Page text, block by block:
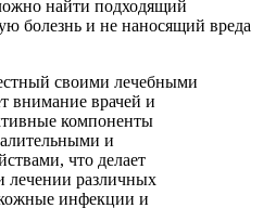
найти подходящий
болезнь и не наносящий вреда
своими лечебными
внимание врачей и
компоненты
и
что делает
лечении различных
инфекции и